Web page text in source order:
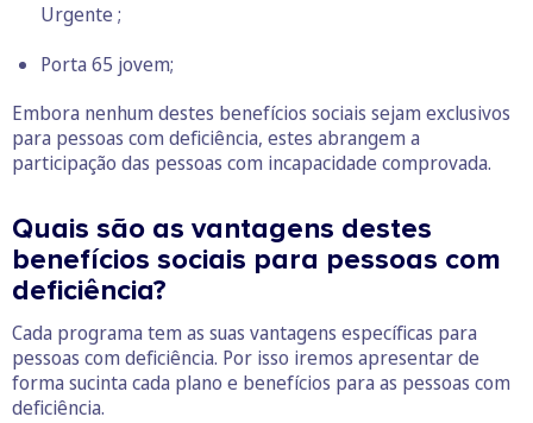
Urgente ;
Porta 65 jovem;
Embora nenhum destes benefícios sociais sejam exclusivos
para pessoas com deficiência, estes abrangem a
participação das pessoas com incapacidade comprovada.
Quais são as vantagens destes
benefícios sociais para pessoas com
deficiência?
Cada programa tem as suas vantagens específicas para
pessoas com deficiência. Por isso iremos apresentar de
forma sucinta cada plano e benefícios para as pessoas com
deficiência.